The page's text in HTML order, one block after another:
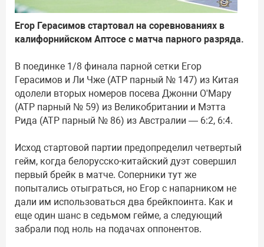
Егор Герасимов стартовал на соревнованиях в
калифорнийском Аптосе с матча парного разряда.
В поединке 1/8 финала парной сетки Егор
Герасимов и Ли Чже (ATP парный № 147) из Китая
одолели вторых номеров посева Джонни О'Мару
(ATP парный № 59) из Великобритании и Мэтта
Рида (ATP парный № 86) из Австралии — 6:2, 6:4.
Исход стартовой партии предопределил четвертый
гейм, когда белорусско-китайский дуэт совершил
первый брейк в матче. Соперники тут же
попытались отыграться, но Егор с напарником не
дали им использоваться два брейкпоинта. Как и
еще один шанс в седьмом гейме, а следующий
забрали под ноль на подачах оппонентов.